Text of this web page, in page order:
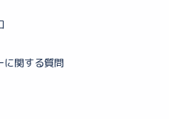
に関する質問